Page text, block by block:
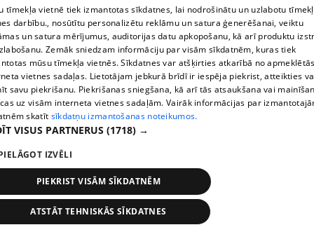
pirms 3 mēnešiem
Grila sezonā lieliski iespējams ievērot veselīga
uztura principus
13. epizode
tīmekļa vietnē tiek izmantotas sīkdatnes, lai nodrošinātu un uzlabotu
darbību., nosūtītu personalizētu reklāmu un satura ģenerēšanai, veiktu
un satura mērījumus, auditorijas datu apkopošanu, kā arī produktu
Zemāk sniedzam informāciju par visām sīkdatnēm, kuras tiek
mūsu tīmekļa vietnēs. Sīkdatnes var atšķirties atkarībā no
vietnes sadaļas. Lietotājam jebkurā brīdī ir iespēja piekrist, atteikties
savu piekrišanu. Piekrišanas sniegšana, kā arī tās atsaukšana vai
uz visām interneta vietnes sadaļām. Vairāk informācijas par
skatīt sīkdatņu izmantošanas noteikumos.
VISUS PARTNERUS (1718) →
IZVĒLI
PIEKRIST VISĀM SĪKDATNĒM
ATSTĀT TEHNISKĀS SĪKDATNES